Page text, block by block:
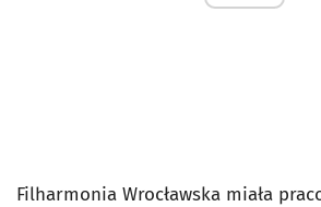
Filharmonia Wrocławska miała